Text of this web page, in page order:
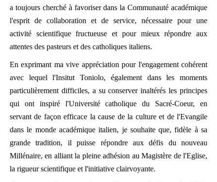
a toujours cherché à favoriser dans la Communauté académique
l'esprit de collaboration et de service, nécessaire pour une
activité scientifique fructueuse et pour mieux répondre aux
attentes des pasteurs et des catholiques italiens.
En exprimant ma vive appréciation pour l'engagement cohérent
avec lequel l'Insitut Toniolo, également dans les moments
particulièrement difficiles, a su conserver inaltérés les principes
qui ont inspiré l'Université catholique du Sacré-Coeur, en
servant de façon efficace la cause de la culture et de l'Evangile
dans le monde académique italien, je souhaite que, fidèle à sa
grande tradition, il puisse répondre aux défis du nouveau
Millénaire, en alliant la pleine adhésion au Magistère de l'Eglise,
la rigueur scientifique et l'initiative clairvoyante.